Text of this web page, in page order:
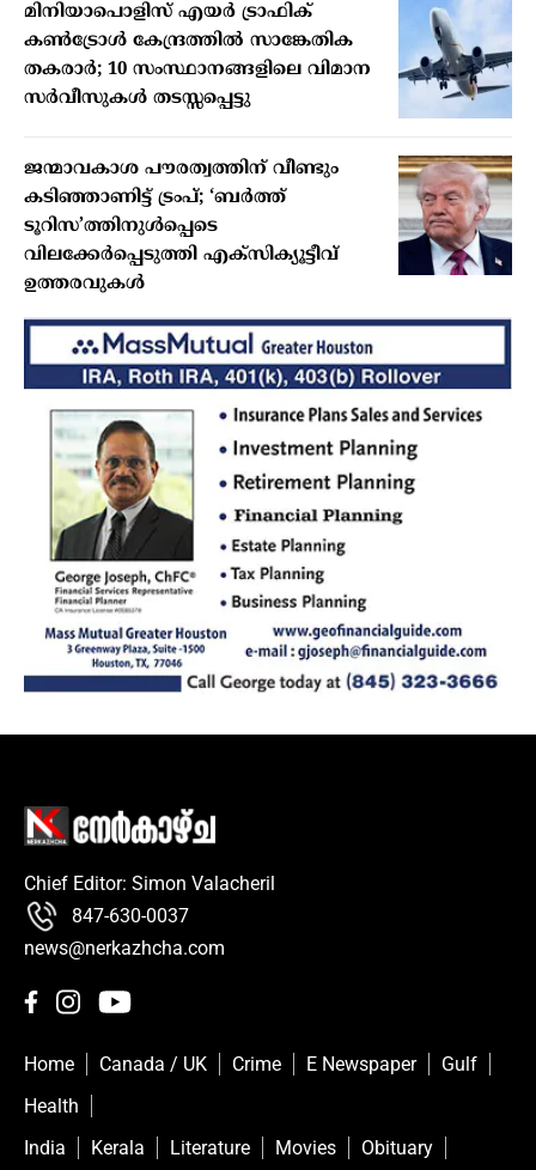
മിനിയാപൊളിസ് എയര്‍ ട്രാഫിക്
കണ്‍ട്രോള്‍ കേന്ദ്രത്തില്‍ സാങ്കേതിക
തകരാര്‍; 10 സംസ്ഥാനങ്ങളിലെ വിമാന
സര്‍വീസുകള്‍ തടസ്സപ്പെട്ടു
ജന്മാവകാശ പൗരത്വത്തിന് വീണ്ടും
കടിഞ്ഞാണിട്ട് ട്രംപ്; ‘ബര്‍ത്ത്
ടൂറിസ’ത്തിനുള്‍പ്പെടെ
വിലക്കേര്‍പ്പെടുത്തി എക്‌സിക്യൂട്ടീവ്
ഉത്തരവുകള്‍
Chief Editor: Simon Valacheril
847-630-0037
news@nerkazhcha.com
Home Canada / UK Crime E Newspaper
Gulf
Health
India
Kerala Literature Movies Obituary